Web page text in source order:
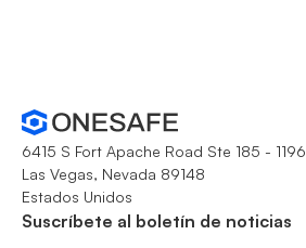
6415 S Fort Apache Road Ste 185 - 1196
Las Vegas, Nevada 89148
Estados Unidos
Suscríbete al boletín de noticias